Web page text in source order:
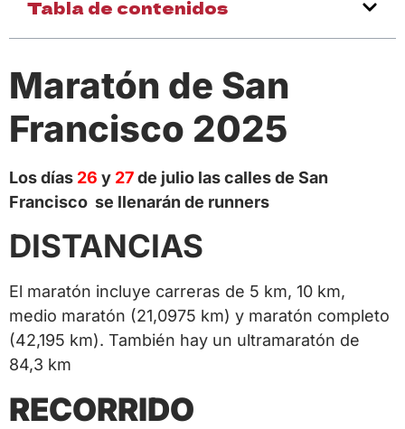
Tabla de contenidos
Maratón de San
Francisco 2025
Los días 26 y 27de julio las calles de San
Francisco se llenarán de runners
DISTANCIAS
El maratón incluye carreras de 5 km, 10 km,
medio maratón (21,0975 km) y maratón completo
(42,195 km). También hay un ultramaratón de
84,3 km
RECORRIDO